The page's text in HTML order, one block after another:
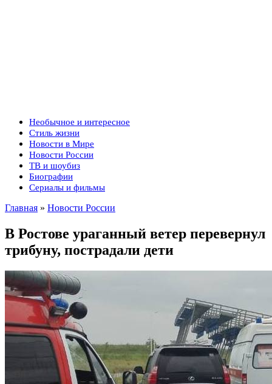
Необычное и интересное
Стиль жизни
Новости в Мире
Новости России
ТВ и шоубиз
Биографии
Сериалы и фильмы
Главная » Новости России
В Ростове ураганный ветер перевернул
трибуну, пострадали дети